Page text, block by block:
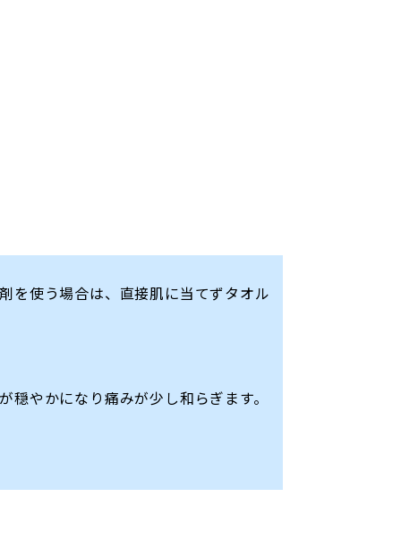
を使う場合は、直接肌に当てずタオル
やかになり痛みが少し和らぎます。